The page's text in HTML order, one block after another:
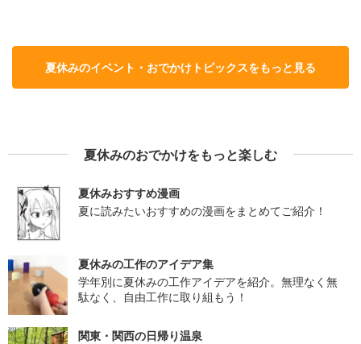
夏休みのイベント・おでかけトピックスをもっと見る
夏休みのおでかけをもっと楽しむ
夏休みおすすめ漫画
夏に読みたいおすすめの漫画をまとめてご紹介！
夏休みの工作のアイデア集
学年別に夏休みの工作アイデアを紹介。無理なく無
駄なく、自由工作に取り組もう！
関東・関西の日帰り温泉